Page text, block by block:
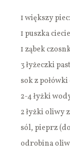
1 większy
1 puszka
1 ząbek
3 łyżeczki
sok z
2-4 łyżki
2 łyżki oliwy
sól, pieprz
odrobina